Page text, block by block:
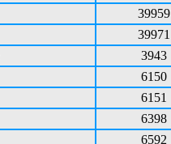
39959
39971
3943
6150
6151
6398
6592